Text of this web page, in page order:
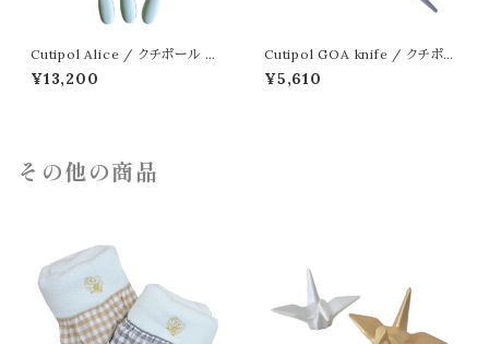
Cutipol Alice / クチポール ア
リス ミント ゴールド
¥13,200
Cutipol GOA knife / クチポー
ル ゴア ナイフ ゴールド
¥5,610
その他の商品